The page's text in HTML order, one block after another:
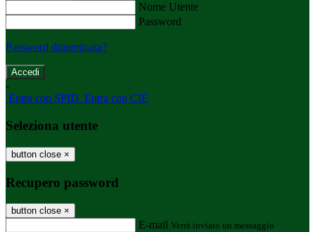
Nome Utente
Password
Password dimenticata?
-
Entra con SPID Entra con CIE
Seleziona utente
button close ×
Recupero password
button close ×
E-mail Verrà inviato un messaggio